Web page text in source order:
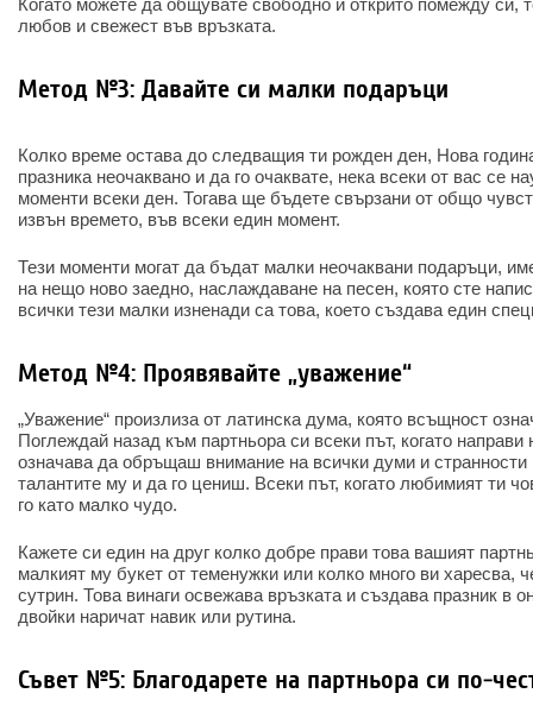
Когато можете да общувате свободно и открито помежду си,
любов и свежест във връзката.
Метод №3: Давайте си малки подаръци
Колко време остава до следващия ти рожден ден, Нова
празника неочаквано и да го очаквате, нека всеки от вас се
моменти всеки ден. Тогава ще бъдете свързани от общо
извън времето, във всеки един момент.
Тези моменти могат да бъдат малки неочаквани подаръци,
на нещо ново заедно, наслаждаване на песен, която сте
всички тези малки изненади са това, което създава един
Метод №4: Проявявайте „уважение“
„Уважение“ произлиза от латинска дума, която всъщност
Поглеждай назад към партньора си всеки път, когато
означава да обръщаш внимание на всички думи и странности
талантите му и да го цениш. Всеки път, когато любимият ти
го като малко чудо.
Кажете си един на друг колко добре прави това вашият
малкият му букет от теменужки или колко много ви харесва,
сутрин. Това винаги освежава връзката и създава празник в
двойки наричат навик или рутина.
Съвет №5: Благодарете на партньора си по-